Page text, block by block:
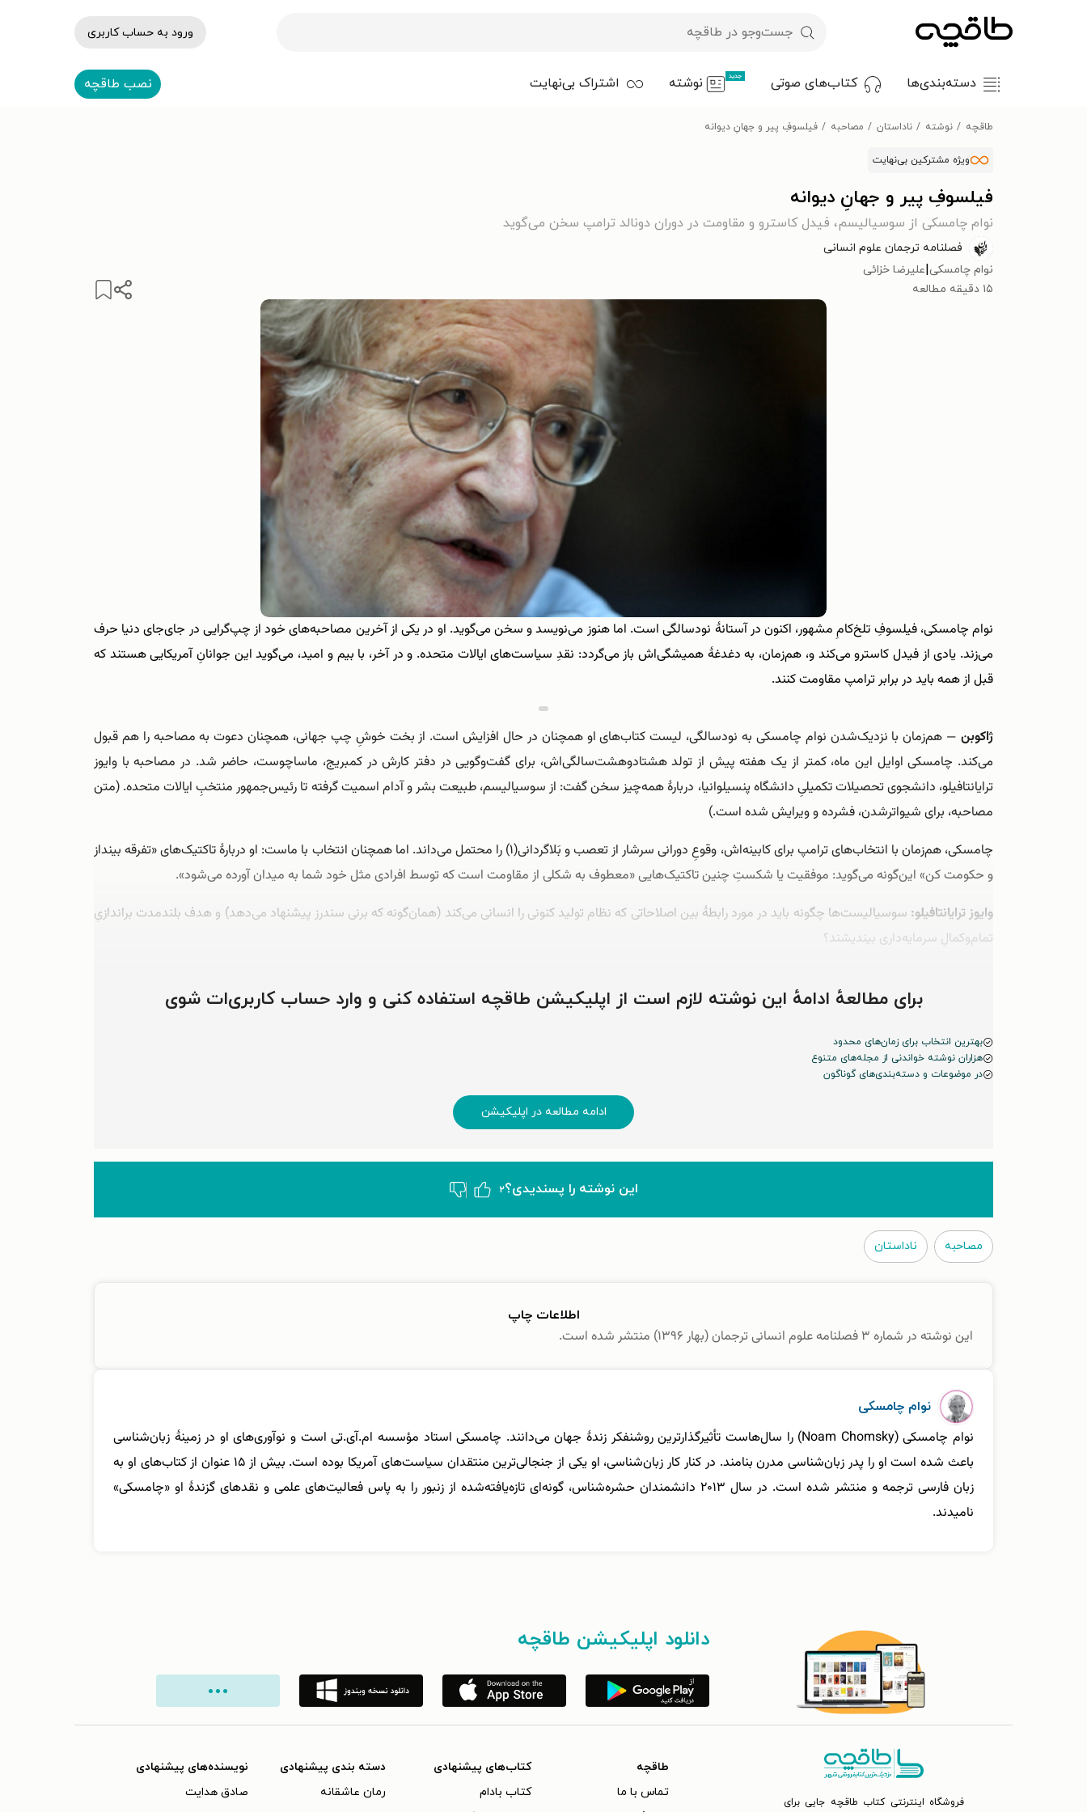
ورود به حساب کاربری
دسته‌بندی‌ها کتاب‌های صوتی جدید نوشته اشتراک بی‌نهایت نصب طاقچه
طاقچه نوشته ناداستان مصاحبه فیلسوفِ پیر و جهانِ دیوانه
ویژه مشترکین بی‌نهایت
فیلسوفِ پیر و جهانِ دیوانه
نوام چامسکی از سوسیالیسم، فیدل کاسترو و مقاومت در دوران دونالد ترامپ سخن می‌گوید
فصلنامه ترجمان علوم انسانی
نوام چامسکی علیرضا خزائی
۱۵ دقیقه مطالعه
نوام چامسکی، فیلسوفِ تلخ‌‌کامِ مشهور، اکنون در آستانۀ نودسالگی است. اما هنوز می‌‌نویسد و سخن می‌‌گوید. او در یکی از آخرین مصاحبه‌های خود از چپ‌‌گرایی در جای‌جای دنیا حرف
می‌‌زند. یادی از فیدل کاسترو می‌‌کند و، هم‌‌زمان، به دغدغۀ همیشگی‌‌اش باز می‌‌گردد: نقدِ سیاست‌‌های ایالات متحده. و در آخر، با بیم و امید، می‌‌گوید این جوانانِ آمریکایی هستند که
قبل از همه باید در برابر ترامپ مقاومت کنند.
ژاکوبن — هم‌‌زمان با نزدیک‌‌شدن نوام چامسکی به نودسالگی، لیست کتاب‌‌های او همچنان در حال افزایش است. از بخت خوشِ چپ جهانی، همچنان دعوت به مصاحبه را هم قبول
می‌‌کند. چامسکی اوایل این ماه، کمتر از یک هفته پیش از تولد هشتادوهشت‌سالگی‌‌اش، برای گفت‌‌وگویی در دفتر کارش در کمبریج، ماساچوست، حاضر شد. در مصاحبه با وایوز
ترایانتافیلو، دانشجوی تحصیلات تکمیلیِ دانشگاه پنسیلوانیا، دربارۀ همه‌‌چیز سخن گفت: از سوسیالیسم، طبیعت بشر و آدام اسمیت گرفته تا رئیس‌‌جمهور منتخبِ ایالات متحده. (متن
مصاحبه، برای شیواترشدن، فشرده و ویرایش شده است.)
چامسکی، هم‌‌زمان با انتخاب‌‌های ترامپ برای کابینه‌‌اش، وقوعِ دورانی سرشار از تعصب و بَلاگردانی(۱) را محتمل می‌‌داند. اما همچنان انتخاب با ماست: او دربارۀ تاکتیک‌‌های «تفرقه بینداز
و حکومت کن» این‌‌گونه می‌‌گوید: موفقیت یا شکستِ چنین تاکتیک‌‌هایی «معطوف به شکلی از مقاومت است که توسط افرادی مثل خود شما به میدان آورده می‌‌شود».
وایوز ترایانتافیلو: سوسیالیست‌‌ها چگونه باید در مورد رابطۀ بین اصلاحاتی که نظام تولید کنونی را انسانی می‌‌کند (همان‌‌گونه که برنی سندرز پیشنهاد می‌‌دهد) و هدف بلندمدت براندازیِ
تمام‌‌وکمالِ سرمایه‌‌داری بیندیشند؟
برای مطالعهٔ ادامهٔ این نوشته لازم است از اپلیکیشن طاقچه استفاده کنی و وارد حساب کاربری‌ات شوی
بهترین انتخاب برای زمان‌های محدود
هزاران نوشته خواندنی از مجله‌های متنوع
در موضوعات و دسته‌بندی‌های گوناگون
ادامه مطالعه در اپلیکیشن
این نوشته‌ را پسندیدی؟۲
مصاحبه ناداستان
اطلاعات چاپ
این نوشته در شماره ۳ فصلنامه علوم انسانی ترجمان (بهار ۱۳۹۶) منتشر شده است.
نوام چامسکی
نوام چامسکی (Noam Chomsky) را سال‌هاست تأثیرگذارترین روشنفکر زندۀ جهان می‌دانند. چامسکی استاد مؤسسه ام.آی.تی است و نوآوری‌های او در زمینۀ زبان‌شناسی
باعث شده است او را پدر زبان‌شناسی مدرن بنامند. در کنار کار زبان‌شناسی، او یکی از جنجالی‌ترین منتقدان سیاست‌های آمریکا بوده است. بیش از ۱۵ عنوان از کتاب‌های او به
زبان فارسی ترجمه و منتشر شده است. در سال ۲۰۱۳ دانشمندان حشره‌شناس، گونه‌ای تازه‌یافته‌شده از زنبور را به پاس فعالیت‌های علمی و نقدهای گزندۀ او «چامسکی»
نامیدند.
دانلود اپلیکیشن طاقچه
فروشگاه اینترنتی کتاب طاقچه جایی برای
طاقچه
تماس با ما
کتاب‌های پیشنهادی
کتاب بادام
دسته بندی پیشنهادی
رمان عاشقانه
نویسنده‌های پیشنهادی
صادق هدایت